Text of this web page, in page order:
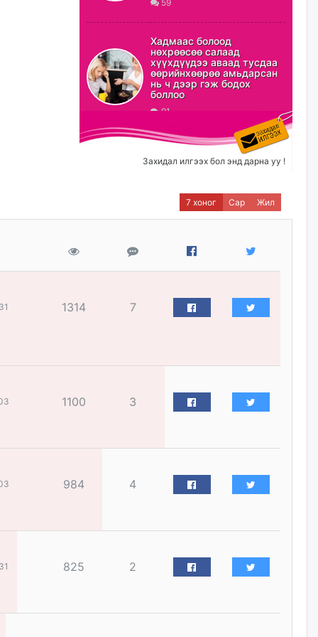
С.Амарсайхан: Орон сууцны
залилангаас сэргийлэхийн
тулд барилгатай холбоотой бүх
мэдээллийг харуулах шинэ
цахим систем танилцуулна
23 цагийн өмнө
“Хотын дарга сонсож байна”
150150 тусгай дугаарыг
наймдугаар сарын 14-нөөс
ажиллуулж эхэлнэ
Орон сууц, нийтийн аж ахуй,
авто зам, тохижилт
ХАРИЛЦАА хандлагатай
холбоотой ГОМДОЛ их байгааг
Өмгөөлөгч Б.Оюунбилэг:
"Урьхан" Б.Чинбат гэж хүн
суулгана гэх мэтээр дарамталдаг
улсаас авдаг хараат байдлаа
ёстой
Худалдагч Н.Амарзаяа:
59
Хадмаас болоод
нөхрөөсөө салаад
хүүхдүүдээ аваад тусдаа
өөрийнхөөрөө амьдарсан
нь ч дээр гэж бодох
боллоо
91
Захидал илгээх бол энд дарна уу !
7 хоног Сар Жил
1314 7
1100 3
984 4
825 2